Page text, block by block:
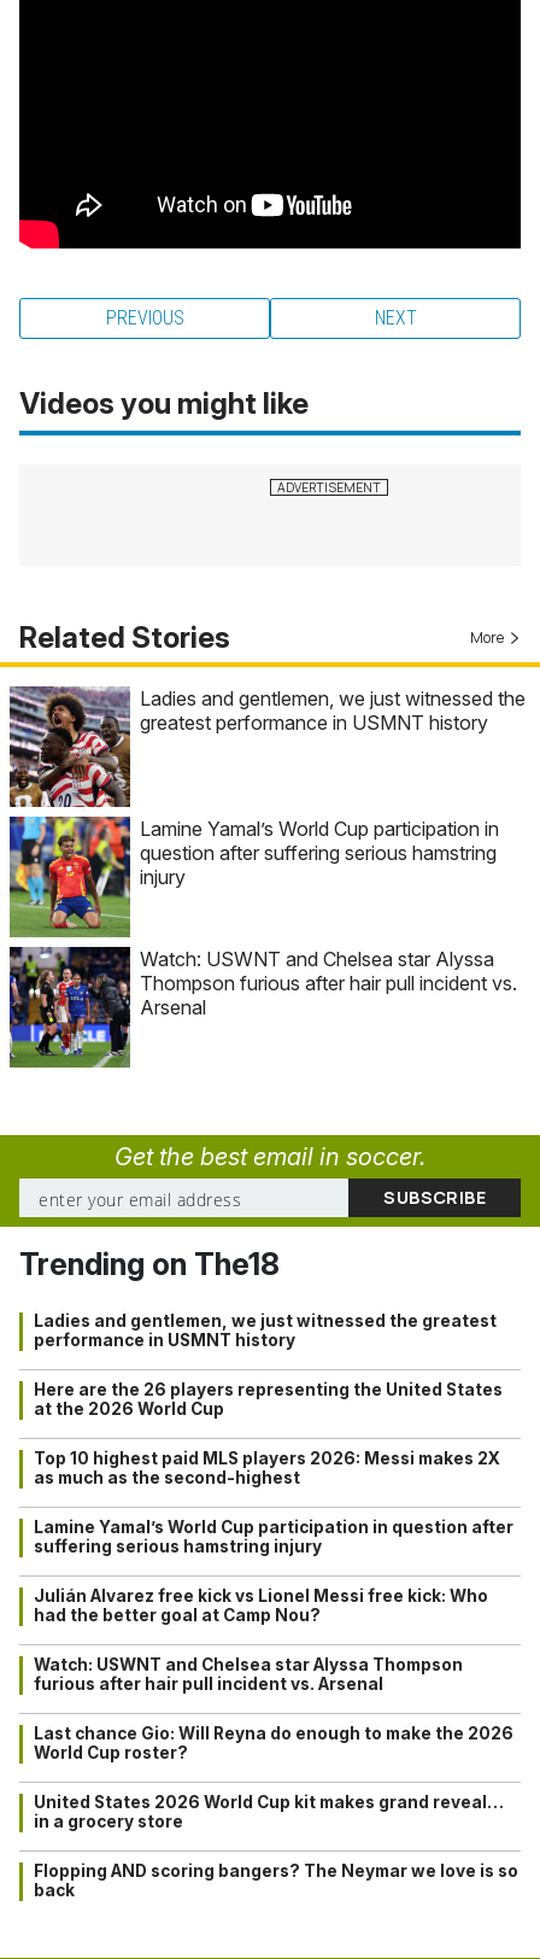
PREVIOUS NEXT
Videos you might like
Related Stories More
Ladies and gentlemen, we just witnessed the
greatest performance in USMNT history
Lamine Yamal’s World Cup participation in
question after suffering serious hamstring
injury
Watch: USWNT and Chelsea star Alyssa
Thompson furious after hair pull incident vs.
Arsenal
Get the best email in soccer.
Trending on The18
Ladies and gentlemen, we just witnessed the greatest
performance in USMNT history
Here are the 26 players representing the United States
at the 2026 World Cup
Top 10 highest paid MLS players 2026: Messi makes 2X
as much as the second-highest
Lamine Yamal’s World Cup participation in question after
suffering serious hamstring injury
Julián Alvarez free kick vs Lionel Messi free kick: Who
had the better goal at Camp Nou?
Watch: USWNT and Chelsea star Alyssa Thompson
furious after hair pull incident vs. Arsenal
Last chance Gio: Will Reyna do enough to make the 2026
World Cup roster?
United States 2026 World Cup kit makes grand reveal…
in a grocery store
Flopping AND scoring bangers? The Neymar we love is so
back